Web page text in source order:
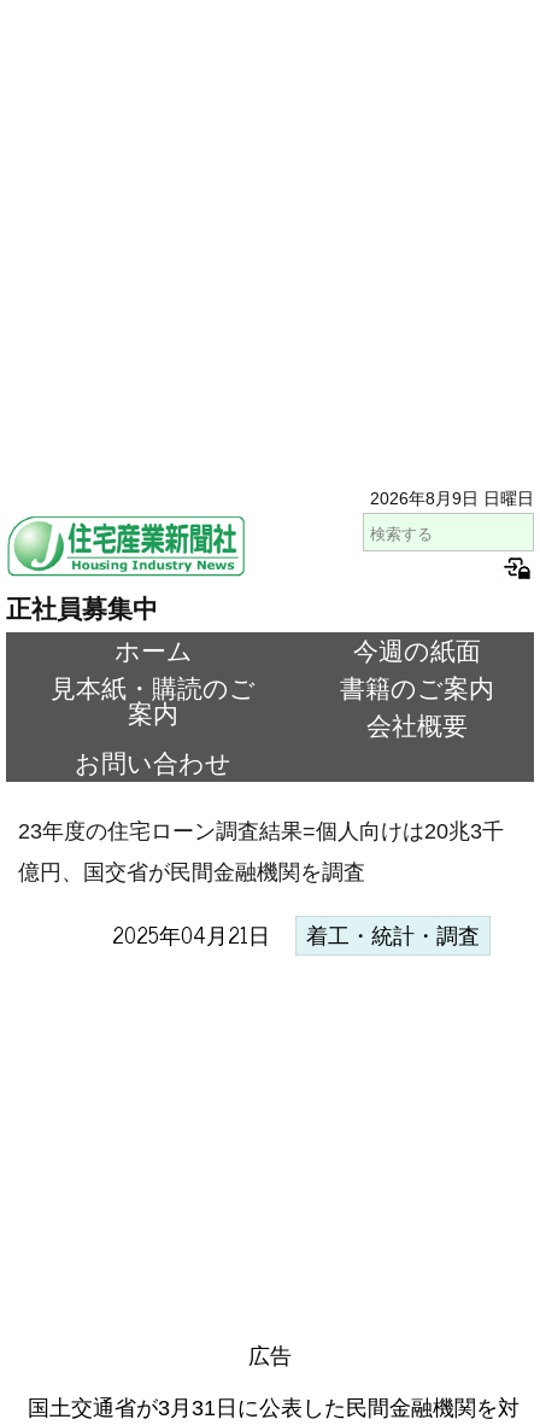
2026年8月9日 日曜日
正社員募集中
ホーム
今週の紙面
見本紙・購読のご
案内
書籍のご案内
会社概要
お問い合わせ
23年度の住宅ローン調査結果=個人向けは20兆3千
億円、国交省が民間金融機関を調査
2025年04月21日 着工・統計・調査
広告
国土交通省が3月31日に公表した民間金融機関を対